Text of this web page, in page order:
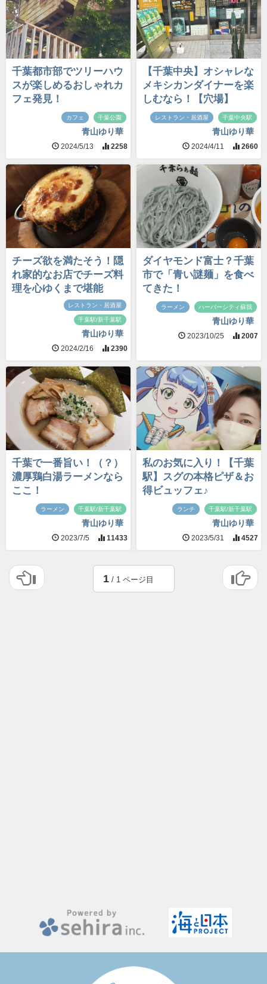
千葉都市部でツリーハウ
スが楽しめるおしゃれカ
フェ発見！
カフェ 千葉公園
青山ゆり華
2024/5/13 2258
【千葉中央】オシャレな
メキシカンダイナーを楽
しむなら！【穴場】
レストラン・居酒屋 千葉中央駅
青山ゆり華
2024/4/11 2660
チーズ欲を満たそう！隠
れ家的なお店でチーズ料
理を心ゆくまで堪能
レストラン・居酒屋
千葉駅/新千葉駅
青山ゆり華
2024/2/16 2390
ダイヤモンド富士？千葉
市で「青い謎麺」を食べ
てきた！
ラーメン ハーバーシティ蘇我
青山ゆり華
2023/10/25 2007
千葉で一番旨い！（？）
濃厚鶏白湯ラーメンなら
ここ！
ラーメン 千葉駅/新千葉駅
青山ゆり華
2023/7/5 11433
私のお気に入り！【千葉
駅】スグの本格ピザ＆お
得ビュッフェ♪
ランチ 千葉駅/新千葉駅
青山ゆり華
2023/5/31 4527
1/ 1 ページ目